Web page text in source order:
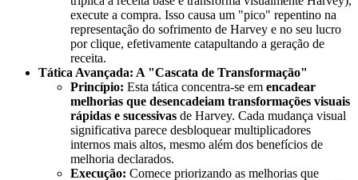
execute a compra. Isso causa um "pico" repentino na
representação do sofrimento de Harvey e no seu lucro
por clique, efetivamente catapultando a geração de
receita.
Tática Avançada: A "Cascata de Transformação"
Princípio: Esta tática concentra-se em encadear
melhorias que desencadeiam transformações visuais
rápidas e sucessivas de Harvey. Cada mudança visual
significativa parece desbloquear multiplicadores
internos mais altos, mesmo além dos benefícios de
melhoria declarados.
Execução: Comece priorizando as melhorias que